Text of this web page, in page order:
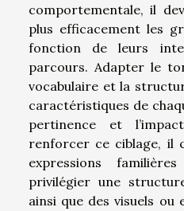
comportementale, il
plus efficacement les
fonction de leurs
parcours. Adapter le
vocabulaire et la
caractéristiques de
pertinence et
renforcer ce ciblage, il
expressions
privilégier une
ainsi que des visuels ou